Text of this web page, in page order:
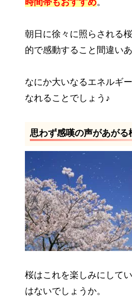
時間帯もおすすめ。
朝日に徐々に照らされる
的で感動すること間違いあ
なにか大いなるエネルギ
なれることでしょう♪
思わず感嘆の声があがる
桜はこれを楽しみにして
はないでしょうか。